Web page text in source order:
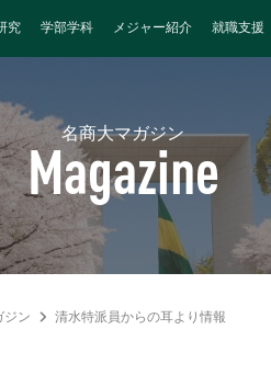
究 学部学科 メジャー紹介 就職支援
名商大マガジン
Magazine
ジン 清水特派員からの耳より情報